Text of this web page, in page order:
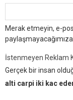
Merak etmeyin, e-
İstenmeyen Reklam
Gerçek bir insan
alti carpi iki kac